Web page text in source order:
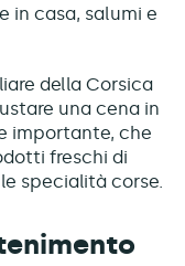
in casa, salumi e
della Corsica
una cena in
importante, che
freschi di
specialità corse.